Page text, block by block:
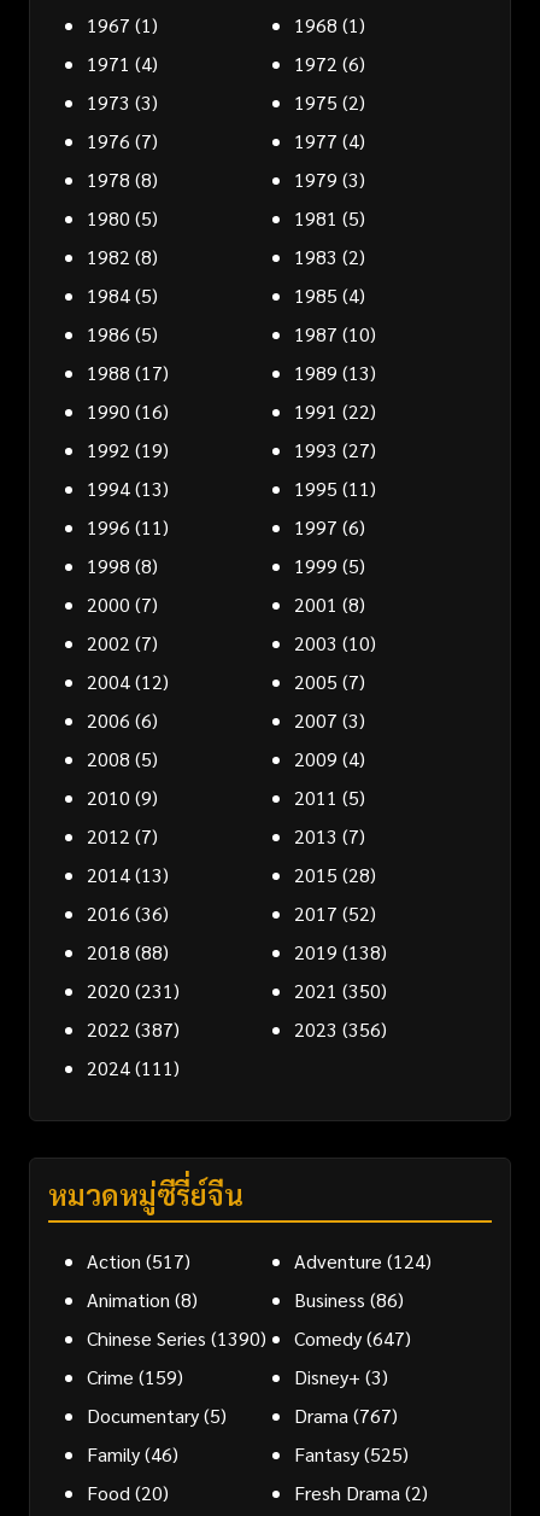
1967 (1) 1968 (1)
1971 (4) 1972 (6)
1973 (3) 1975 (2)
1976 (7) 1977 (4)
1978 (8) 1979 (3)
1980 (5) 1981 (5)
1982 (8) 1983 (2)
1984(5) 1985 (4)
1986 (5) 1987 (10)
1988 (17) 1989 (13)
1990 (16) 1991 (22)
1992 (19) 1993 (27)
1994(13) 1995 (11)
1996 (11) 1997 (6)
1998 (8) 1999 (5)
2000 (7) 2001 (8)
2002 (7) 2003 (10)
2004(12) 2005 (7)
2006 (6) 2007 (3)
2008 (5) 2009 (4)
2010 (9) 2011 (5)
2012 (7) 2013 (7)
2014(13) 2015 (28)
2016 (36) 2017 (52)
2018 (88) 2019 (138)
2020 (231) 2021 (350)
2022 (387) 2023 (356)
2024(111)
หมวดหมู่ซีรี่ย์จีน
Action (517) Adventure (124)
Animation (8) Business (86)
Chinese Series (1390) Comedy(647)
Crime (159) Disney+ (3)
Documentary(5) Drama (767)
Family(46) Fantasy(525)
Food (20) Fresh Drama (2)